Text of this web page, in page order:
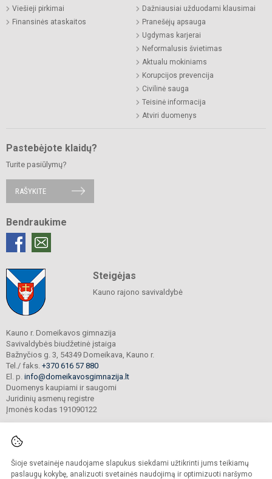
Šioje svetainėje naudojame slapukus siekdami užtikrinti jums teikiamų
paslaugų kokybę, analizuoti svetainės naudojimą ir optimizuoti naršymo
Viešieji pirkimai
Finansinės ataskaitos
Dažniausiai užduodami klausimai
Pranešėjų apsauga
Ugdymas karjerai
Neformalusis švietimas
Aktualu mokiniams
Korupcijos prevencija
Civilinė sauga
Teisinė informacija
Atviri duomenys
Pastebėjote klaidų?
Turite pasiūlymų?
RAŠYKITE
Bendraukime
Steigėjas
Kauno rajono savivaldybė
Kauno r. Domeikavos gimnazija
Savivaldybės biudžetinė įstaiga
Bažnyčios g. 3, 54349 Domeikava, Kauno r.
Tel./ faks. +370 616 57 880
El. p. info@domeikavosgimnazija.lt
Duomenys kaupiami ir saugomi
Juridinių asmenų registre
Įmonės kodas 191090122
© 2021. Kauno r. Domeikavos gimnazija. Visos teisės saugomos.
Kopijuoti turinį be raštiško gimnazijos sutikimo griežtai draudžiama.